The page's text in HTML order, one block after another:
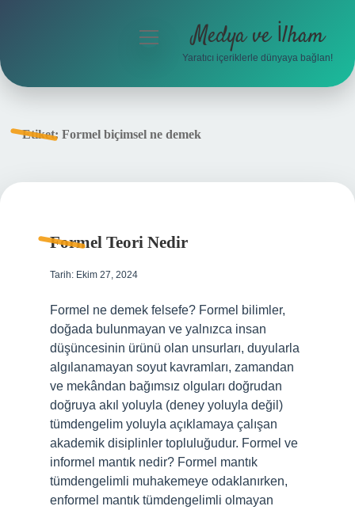
menüyü
Medya ve İlham
Yaratıcı içeriklerle dünyaya bağlan!
Etiket: Formel biçimsel ne demek
Formel Teori Nedir
Tarih: Ekim 27, 2024
Formel ne demek felsefe? Formel bilimler,
doğada bulunmayan ve yalnızca insan
düşüncesinin ürünü olan unsurları, duyularla
algılanamayan soyut kavramları, zamandan
ve mekândan bağımsız olguları doğrudan
doğruya akıl yoluyla (deney yoluyla değil)
tümdengelim yoluyla açıklamaya çalışan
akademik disiplinler topluluğudur. Formel ve
informel mantık nedir? Formel mantık
tümdengelimli muhakemeye odaklanırken,
enformel mantık tümdengelimli olmayan